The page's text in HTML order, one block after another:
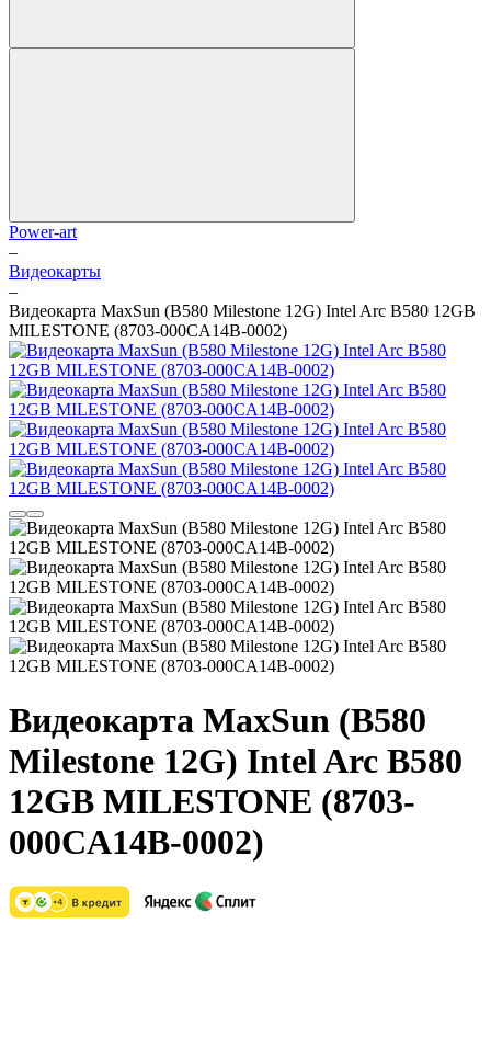
Power-art
–
Видеокарты
–
Видеокарта MaxSun (B580 Milestone 12G) Intel Arc B580 12GB
MILESTONE (8703-000CA14B-0002)
Видеокарта MaxSun (B580
Milestone 12G) Intel Arc B580
12GB MILESTONE (8703-
000CA14B-0002)